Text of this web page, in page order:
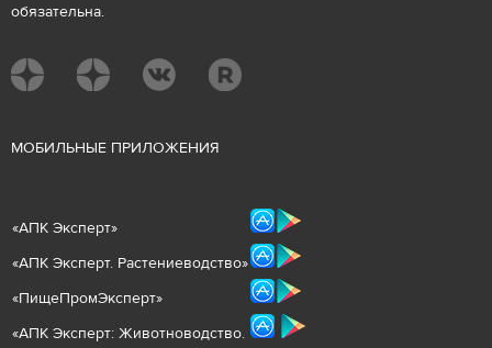
обязательна.
МОБИЛЬНЫЕ ПРИЛОЖЕНИЯ
«АПК Эксперт»
«АПК Эксперт. Растениеводство»
«ПищеПромЭксперт»
«АПК Эксперт: Животноводство.